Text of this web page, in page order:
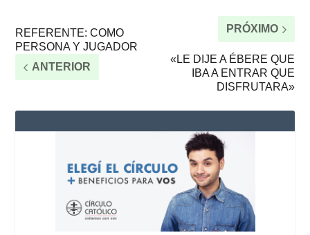
REFERENTE: COMO
PERSONA Y JUGADOR
ANTERIOR
PRÓXIMO
«LE DIJE A ÉBERE QUE
IBA A ENTRAR QUE
DISFRUTARA»